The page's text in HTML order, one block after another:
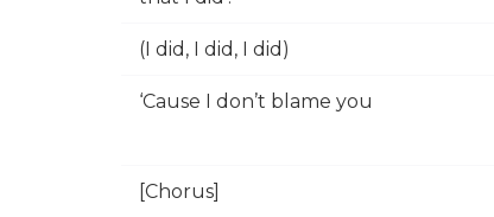
(I did, I did, I did)
‘Cause I don’t blame you
[Chorus]